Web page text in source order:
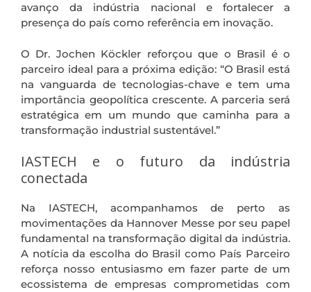
avanço da indústria nacional e fortalecer a
presença do país como referência em inovação.
O Dr. Jochen Köckler reforçou que o Brasil é o
parceiro ideal para a próxima edição: “O Brasil está
na vanguarda de tecnologias-chave e tem uma
importância geopolítica crescente. A parceria será
estratégica em um mundo que caminha para a
transformação industrial sustentável.”
IASTECH e o futuro da indústria
conectada
Na IASTECH, acompanhamos de perto as
movimentações da Hannover Messe por seu papel
fundamental na transformação digital da indústria.
A notícia da escolha do Brasil como País Parceiro
reforça nosso entusiasmo em fazer parte de um
ecossistema de empresas comprometidas com